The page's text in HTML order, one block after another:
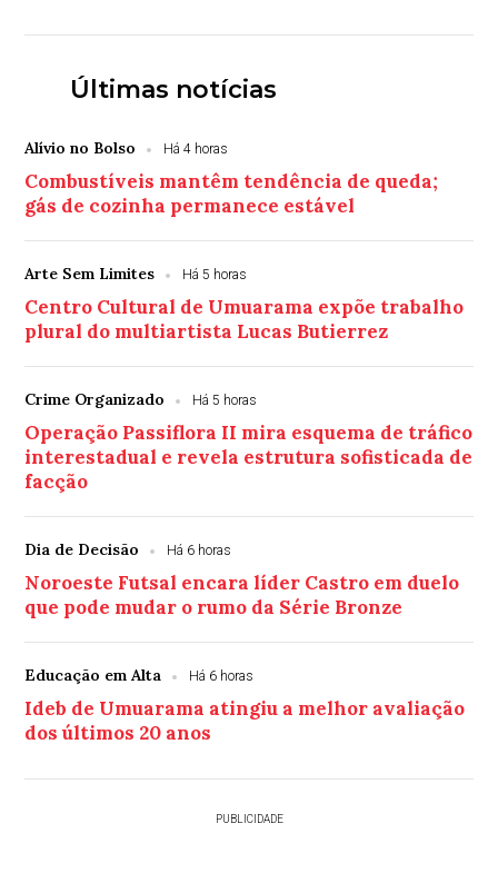
Últimas notícias
Alívio no Bolso Há 4 horas
Combustíveis mantêm tendência de queda;
gás de cozinha permanece estável
Arte Sem Limites Há 5 horas
Centro Cultural de Umuarama expõe trabalho
plural do multiartista Lucas Butierrez
Crime Organizado Há 5 horas
Operação Passiflora II mira esquema de tráfico
interestadual e revela estrutura sofisticada de
facção
Dia de Decisão Há 6 horas
Noroeste Futsal encara líder Castro em duelo
que pode mudar o rumo da Série Bronze
Educação em Alta Há 6 horas
Ideb de Umuarama atingiu a melhor avaliação
dos últimos 20 anos
PUBLICIDADE